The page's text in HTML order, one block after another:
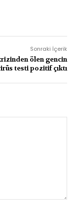
Sonraki İçerik
ölen gencin
testi pozitif çıktı